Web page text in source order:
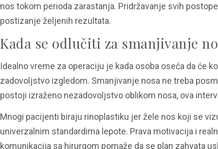
nos tokom perioda zarastanja. Pridržavanje svih
postizanje željenih rezultata.​
Kada se odlučiti za smanjivanje
Idealno vreme za operaciju je kada osoba oseća da će
zadovoljstvo izgledom. Smanjivanje nosa ne treba
postoji izraženo nezadovoljstvo oblikom nosa, ova
Mnogi pacijenti biraju rinoplastiku jer žele nos koji se
univerzalnim standardima lepote. Prava motivacija i
komunikacija sa hirurgom pomaže da se plan zahvata